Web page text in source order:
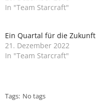
In "Team Starcraft"
Ein Quartal für die Zukunft
21. Dezember 2022
In "Team Starcraft"
Tags: No tags